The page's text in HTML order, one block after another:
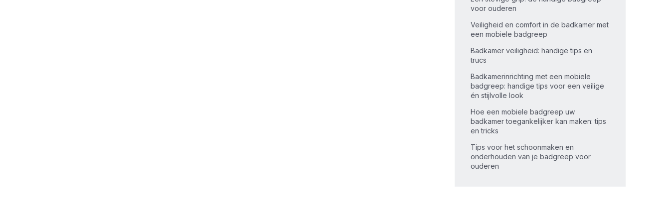
voor ouderen
Veiligheid en comfort in de badkamer met
een mobiele badgreep
Badkamer veiligheid: handige tips en
trucs
Badkamerinrichting met een mobiele
badgreep: handige tips voor een veilige
én stijlvolle look
Hoe een mobiele badgreep uw
badkamer toegankelijker kan maken: tips
en tricks
Tips voor het schoonmaken en
onderhouden van je badgreep voor
ouderen